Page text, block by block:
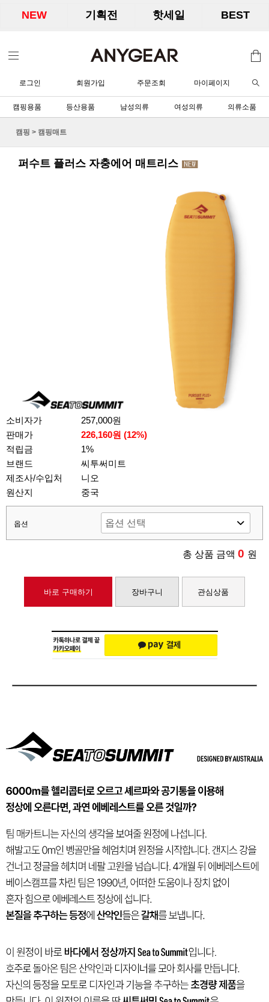
NEW 기획전 핫세일 BEST
로그인 회원가입 주문조회 마이페이지
캠핑용품 등산용품 남성의류 여성의류 의류소품
캠핑 > 캠핑매트
퍼수트 플러스 자충에어 매트리스
소비자가
257,000원
판매가
226,160원 (12%)
적립금
1%
브랜드
씨투써미트
제조사/수입처
니오
원산지
중국
옵션
총 상품 금액 0 원
바로 구매하기 장바구니 관심상품